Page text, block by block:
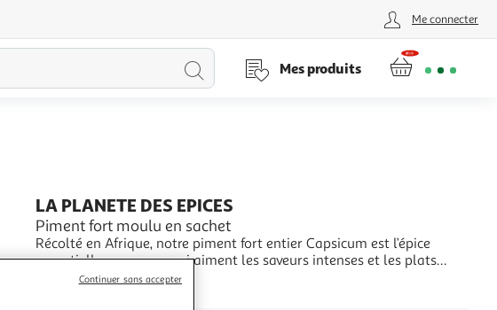
Me connecter
Lancer
Mes produits
LA PLANETE DES EPICES
Piment fort moulu en sachet
Récolté en Afrique, notre piment fort entier Capsicum est l’épice
essentielle pour ceux qui aiment les saveurs intenses et les plats
relevés. Il est classé degré 9 : volcanique. Utilisé dans les cuisines
En savoir +Continuer sans accepter